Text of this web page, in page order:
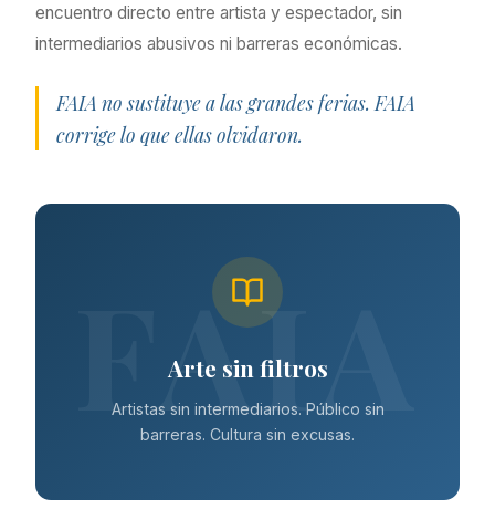
encuentro directo entre artista y espectador, sin
intermediarios abusivos ni barreras económicas.
FAIA no sustituye a las grandes ferias. FAIA
corrige lo que ellas olvidaron.
Arte sin filtros
Artistas sin intermediarios. Público sin
barreras. Cultura sin excusas.